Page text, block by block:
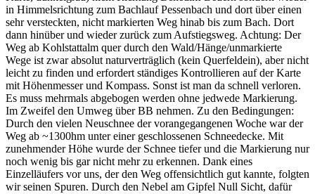
in Himmelsrichtung zum Bachlauf Pessenbach und dort über einen
sehr versteckten, nicht markierten Weg hinab bis zum Bach. Dort
dann hinüber und wieder zurück zum Aufstiegsweg. Achtung: Der
Weg ab Kohlstattalm quer durch den Wald/Hänge/unmarkierte
Wege ist zwar absolut naturverträglich (kein Querfeldein), aber nicht
leicht zu finden und erfordert ständiges Kontrollieren auf der Karte
mit Höhenmesser und Kompass. Sonst ist man da schnell verloren.
Es muss mehrmals abgebogen werden ohne jedwede Markierung.
Im Zweifel den Umweg über BB nehmen. Zu den Bedingungen:
Durch den vielen Neuschnee der vorangegangenen Woche war der
Weg ab ~1300hm unter einer geschlossenen Schneedecke. Mit
zunehmender Höhe wurde der Schnee tiefer und die Markierung nur
noch wenig bis gar nicht mehr zu erkennen. Dank eines
Einzelläufers vor uns, der den Weg offensichtlich gut kannte, folgten
wir seinen Spuren. Durch den Nebel am Gipfel Null Sicht, dafür